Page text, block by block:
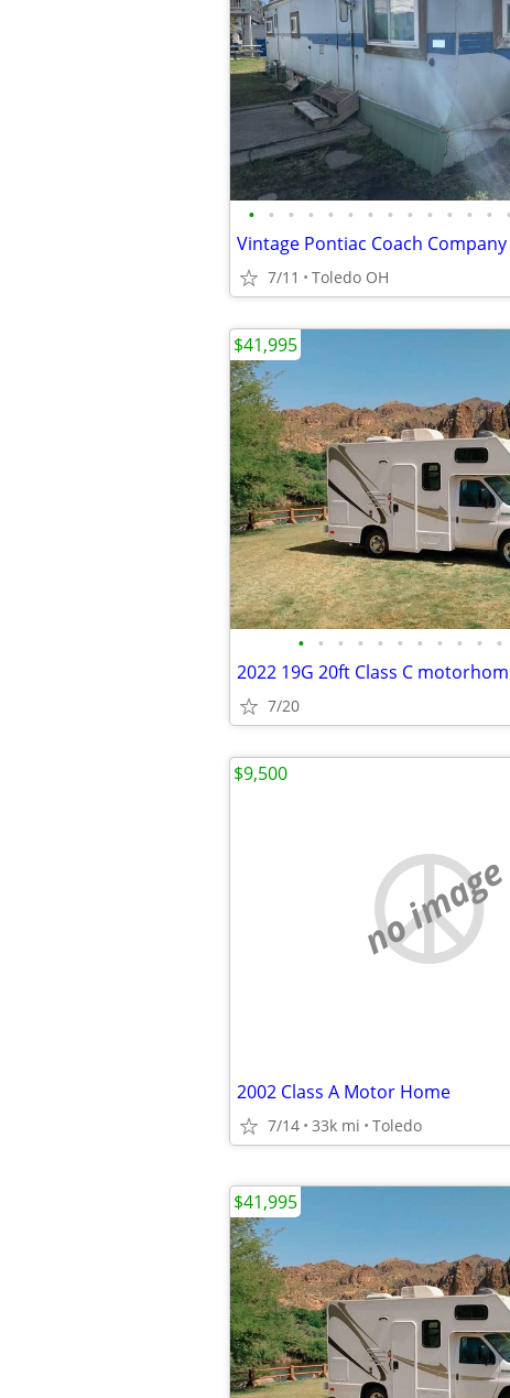
• • • • • • • • • • • • • •
7/11 Toledo OH
• • • • • • • • • • •
2022 19G 20ft Class C
7/20
$41,995
no image
2002 Class A Motor Home
7/14 33k mi Toledo
$9,500
$41,995